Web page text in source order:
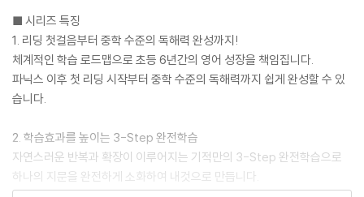
■ 시리즈 특징
1. 리딩 첫걸음부터 중학 수준의 독해력 완성까지!
체계적인 학습 로드맵으로 초등 6년간의 영어 성장을 책임집니다.
파닉스 이후 첫 리딩 시작부터 중학 수준의 독해력까지 쉽게 완성할 수 있
습니다.
2. 학습효과를 높이는 3-Step 완전학습
자연스러운 반복과 확장이 이루어지는 기적만의 3-Step 완전학습으로
하나의 지문을 완전하게 소화하여 내것으로 만듭니다.